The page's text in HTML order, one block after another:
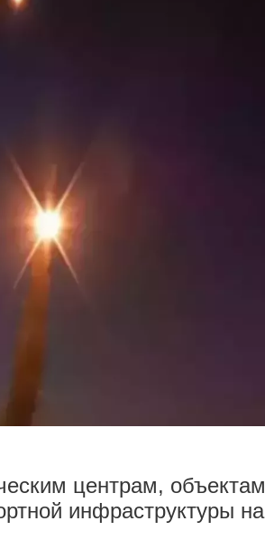
центрам, объектам
инфраструктуры на